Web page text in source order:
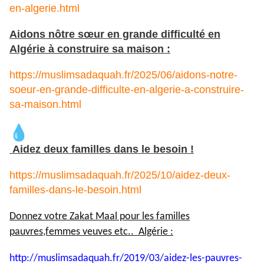
en-algerie.html
Aidons nôtre sœur en grande difficulté en
Algérie à construire sa maison :
https://muslimsadaquah.fr/2025/06/aidons-notre-
soeur-en-grande-difficulte-en-algerie-a-construire-
sa-maison.html
Aidez deux familles dans le besoin !
https://muslimsadaquah.fr/2025/10/aidez-deux-
familles-dans-le-besoin.html
Donnez votre Zakat Maal pour les familles
pauvres,femmes veuves etc.. Algérie :
http://muslimsadaquah.fr/2019/03/aidez-les-pauvres-